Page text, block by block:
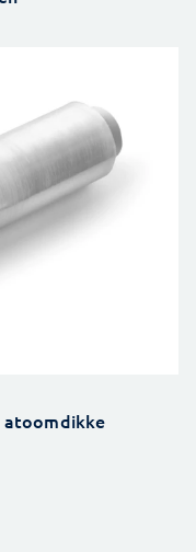
atoomdikke